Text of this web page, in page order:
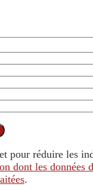
pour réduire les
dont les données
.